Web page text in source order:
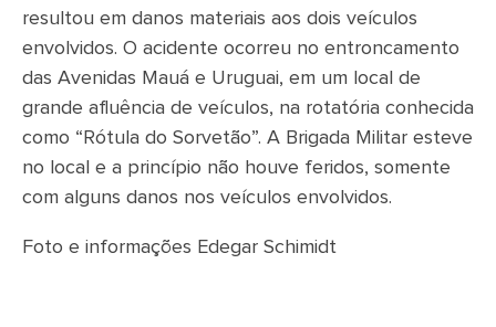
resultou em danos materiais aos dois veículos
envolvidos. O acidente ocorreu no entroncamento
das Avenidas Mauá e Uruguai, em um local de
grande afluência de veículos, na rotatória conhecida
como “Rótula do Sorvetão”. A Brigada Militar esteve
no local e a princípio não houve feridos, somente
com alguns danos nos veículos envolvidos.
Foto e informações Edegar Schimidt